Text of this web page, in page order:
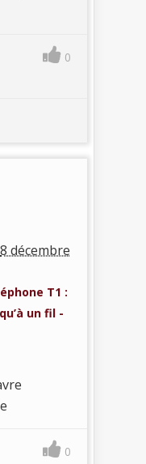
0
8 décembre
T1 :
un fil -
0